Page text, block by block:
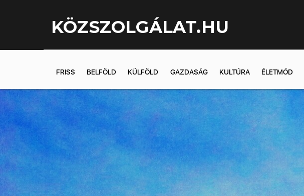
KÖZSZOLGÁLAT.HU
FRISS BELFÖLD KÜLFÖLD GAZDASÁG KULTÚRA ÉLETMÓD